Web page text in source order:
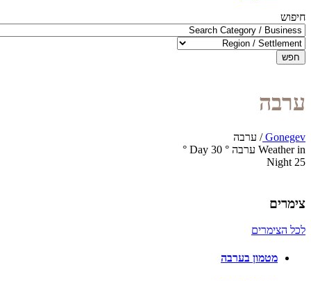
חיפוש
חפש
ערבה
Gonegev
/ ערבה
Weather in ערבה
°
30
Day
°
25
Night
צימרים
לכל הצימרים
מטמון בערבה